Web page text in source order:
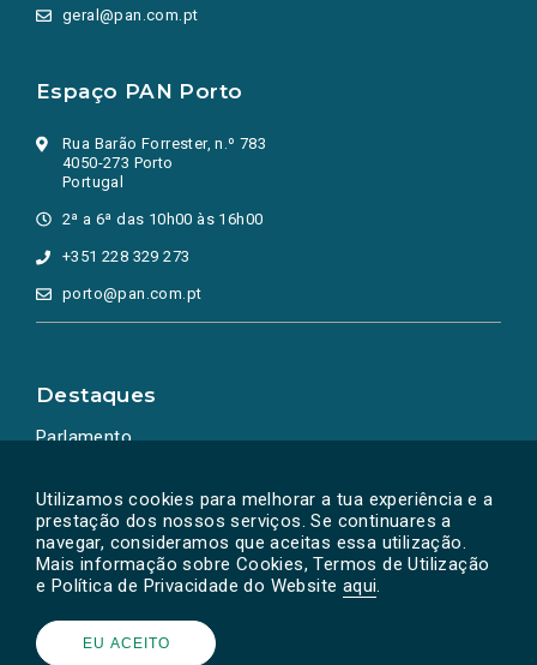
Utilizamos cookies para melhorar a tua experiência e a
prestação dos nossos serviços. Se continuares a
navegar, consideramos que aceitas essa utilização.
Mais informação sobre Cookies, Termos de Utilização
e Política de Privacidade do Website aqui.
EU ACEITO
geral@pan.com.pt
Espaço PAN Porto
Rua Barão Forrester, n.º 783
4050-273 Porto
Portugal
2ª a 6ª das 10h00 às 16h00
+351 228 329 273
porto@pan.com.pt
Destaques
Parlamento
Powered by © PAN 2026